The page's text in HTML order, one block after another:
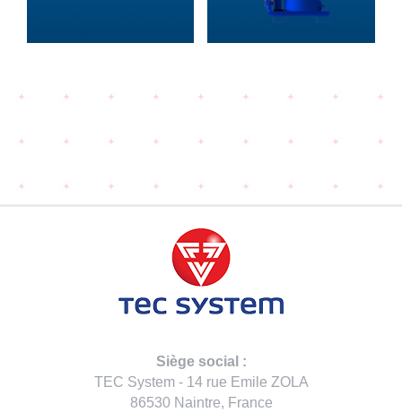
Siège social :
TEC System - 14 rue Emile ZOLA
86530 Naintre, France